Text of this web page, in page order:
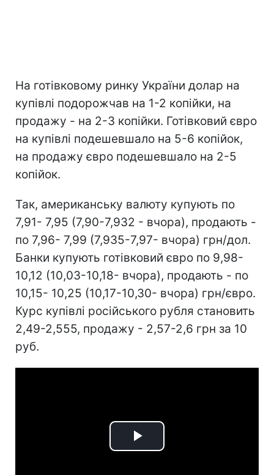
На готівковому ринку України долар на
купівлі подорожчав на 1-2 копійки, на
продажу - на 2-3 копійки. Готівковий євро
на купівлі подешевшало на 5-6 копійок,
на продажу євро подешевшало на 2-5
копійок.
Так, американську валюту купують по
7,91- 7,95 (7,90-7,932 - вчора), продають -
по 7,96- 7,99 (7,935-7,97- вчора) грн/дол.
Банки купують готівковий євро по 9,98-
10,12 (10,03-10,18- вчора), продають - по
10,15- 10,25 (10,17-10,30- вчора) грн/євро.
Курс купівлі російського рубля становить
2,49-2,555, продажу - 2,57-2,6 грн за 10
руб.
Play